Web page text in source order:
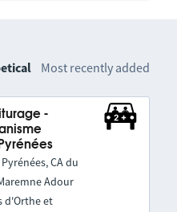
Most recently added
-
CA du
Adour
d'Orthe et